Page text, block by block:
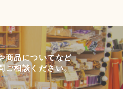
商品についてなど
ご相談ください。